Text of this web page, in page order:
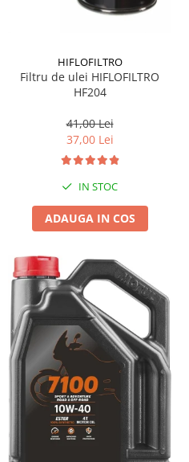
HIFLOFILTRO
Filtru de ulei HIFLOFILTRO
HF204
41,00 Lei
37,00 Lei
IN STOC
ADAUGA IN COS